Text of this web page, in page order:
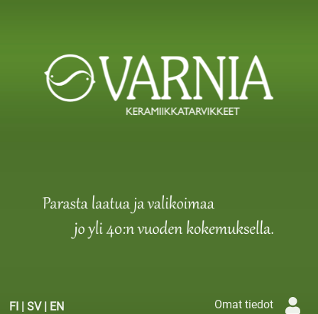
FI | SV| EN Omat tiedot